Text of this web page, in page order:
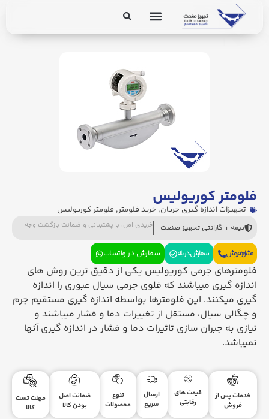
فلومتر کوریولیس
تجهیزات اندازه گیری جریان, خرید فلومتر, فلومتر کوریولیس
بیمه + گارانتی تجهیز صنعت خریدی امن، با پشتیبانی و ضمانت بازگشت وجه
مشاوره فروش سفارش در بله سفارش در واتساپ
فلومترهای جرمی کوریولیس یکی از دقیق ترین روش های
اندازه گیری میباشند که فلوی جرمی سیال عبوری را اندازه
گیری میکنند. این فلومترها بواسطه اندازه گیری مستقیم جرم
و چگالی سیال، مستقل از تغییرات دما و فشار میباشند و
نیازی به جبران سازی تاثیرات دما و فشار در اندازه گیری آنها
نمیباشد.
خدمات پس از
فروش
قیمت های
رقابتی
ارسال
سریع
تنوع
محصولات
ضمانت اصل
بودن کالا
مهلت تست
کالا